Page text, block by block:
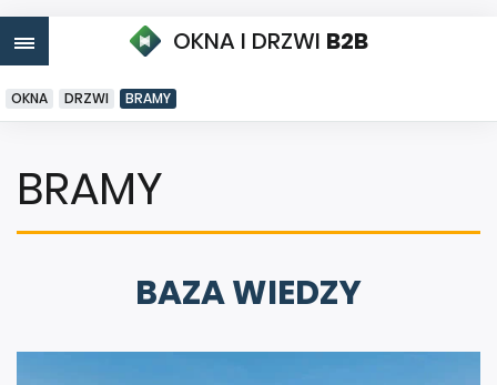
OKNA I DRZWI B2B
OKNA DRZWI BRAMY
BRAMY
BAZA WIEDZY